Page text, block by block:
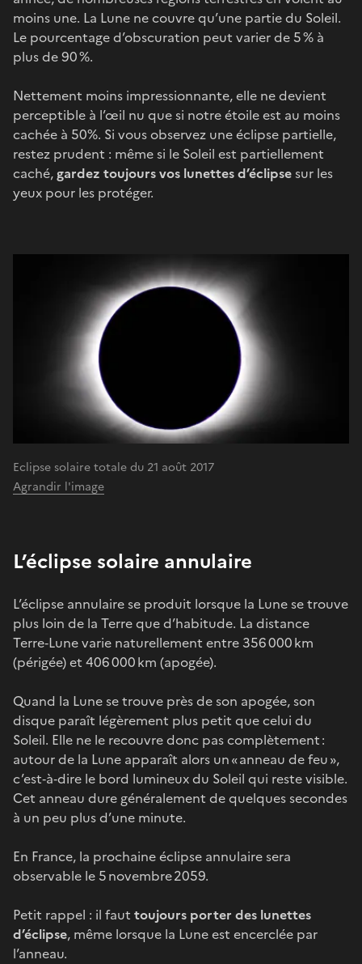
moins une. La Lune ne couvre qu’une partie du Soleil.
Le pourcentage d’obscuration peut varier de 5 % à
plus de 90 %.
Nettement moins impressionnante, elle ne devient
perceptible à l’œil nu que si notre étoile est au moins
cachée à 50%. Si vous observez une éclipse partielle,
restez prudent : même si le Soleil est partiellement
caché, gardez toujours vos lunettes d’éclipsesur les
yeux pour les protéger.
Eclipse solaire totale du 21 août 2017
Agrandir l'image
L’éclipse solaire annulaire
L’éclipse annulaire se produit lorsque la Lune se trouve
plus loin de la Terre que d’habitude. La distance
Terre‑Lune varie naturellement entre 356 000 km
(périgée) et 406 000 km (apogée).
Quand la Lune se trouve près de son apogée, son
disque paraît légèrement plus petit que celui du
Soleil. Elle ne le recouvre donc pas complètement :
autour de la Lune apparaît alors un « anneau de feu »,
c’est‑à‑dire le bord lumineux du Soleil qui reste visible.
Cet anneau dure généralement de quelques secondes
à un peu plus d’une minute.
En France, la prochaine éclipse annulaire sera
observable le 5 novembre 2059.
Petit rappel : il faut toujours porter des lunettes
d’éclipse, même lorsque la Lune est encerclée par
l’anneau.